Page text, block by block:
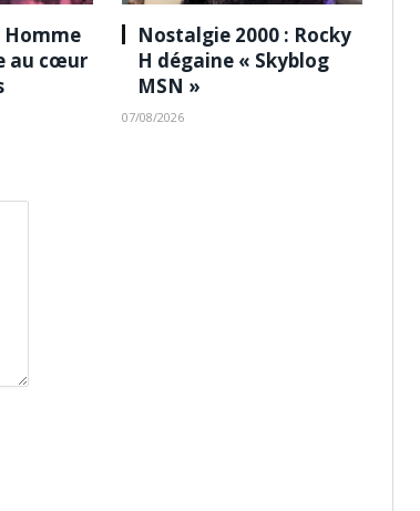
Homme
au cœur
Nostalgie 2000 : Rocky
H dégaine « Skyblog
MSN »
07/08/2026